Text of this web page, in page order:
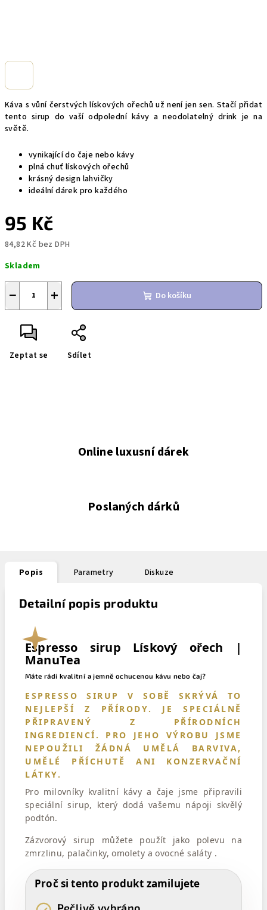
Káva s vůní čerstvých lískových ořechů už není jen sen. Stačí přidat
tento sirup do vaší odpolední kávy a neodolatelný drink je na
světě.
vynikající do čaje nebo kávy
plná chuť lískových ořechů
krásný design lahvičky
ideální dárek pro každého
95 Kč
84,82 Kč bez DPH
cena:
Skladem
+
− Do košíku
Zeptat se Sdílet
Online luxusní dárek
Poslaných dárků
Popis Parametry Diskuze
Detailní popis produktu
Espresso sirup Lískový ořech |
ManuTea
Máte rádi kvalitní a jemně ochucenou kávu nebo čaj?
ESPRESSO SIRUP V SOBĚ SKRÝVÁ TO
NEJLEPŠÍ Z PŘÍRODY. JE SPECIÁLNĚ
PŘIPRAVENÝ Z PŘÍRODNÍCH
INGREDIENCÍ. PRO JEHO VÝROBU JSME
NEPOUŽILI ŽÁDNÁ UMĚLÁ BARVIVA,
UMĚLÉ PŘÍCHUTĚ ANI KONZERVAČNÍ
LÁTKY.
Pro milovníky kvalitní kávy a čaje jsme připravili
speciální sirup, který dodá vašemu nápoji skvělý
podtón.
Zázvorový sirup můžete použít jako polevu na
zmrzlinu, palačinky, omolety a ovocné saláty .
Proč si tento produkt zamilujete